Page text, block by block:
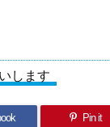
します
Pin it